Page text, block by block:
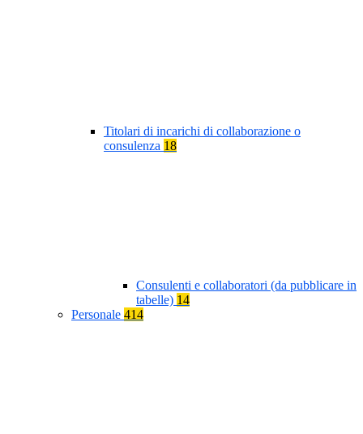
Titolari di incarichi di collaborazione o
consulenza 18
Consulenti e collaboratori (da pubblicare in
tabelle) 14
Personale 414